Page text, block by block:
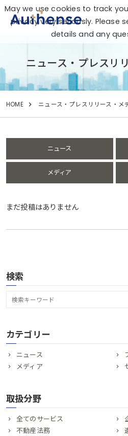
ニュース・プレスリ
HOME ニュース・プレスリリース・メ
ニュース
メディア
まだ投稿はありません
検索
カテゴリー
ニュース
メディア
取扱分野
全てのサービス
不動産法務
May we use cookies to track
privacy very seriously. Please
details and any